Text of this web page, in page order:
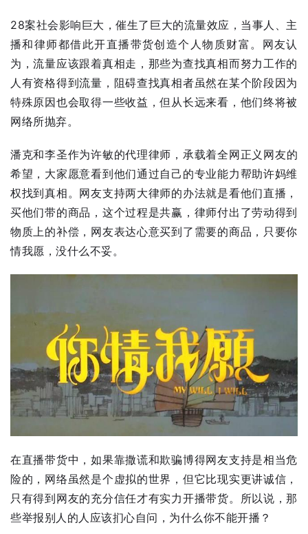
28案社会影响巨大，催生了巨大的流量效应，当事人、主
播和律师都借此开直播带货创造个人物质财富。网友认
为，流量应该跟着真相走，那些为查找真相而努力工作的
人有资格得到流量，阻碍查找真相者虽然在某个阶段因为
特殊原因也会取得一些收益，但从长远来看，他们终将被
网络所抛弃。
潘克和李圣作为许敏的代理律师，承载着全网正义网友的
希望，大家愿意看到他们通过自己的专业能力帮助许妈维
权找到真相。网友支持两大律师的办法就是看他们直播，
买他们带的商品，这个过程是共赢，律师付出了劳动得到
物质上的补偿，网友表达心意买到了需要的商品，只要你
情我愿，没什么不妥。
在直播带货中，如果靠撒谎和欺骗博得网友支持是相当危
险的，网络虽然是个虚拟的世界，但它比现实更讲诚信，
只有得到网友的充分信任才有实力开播带货。所以说，那
些举报别人的人应该扪心自问，为什么你不能开播？